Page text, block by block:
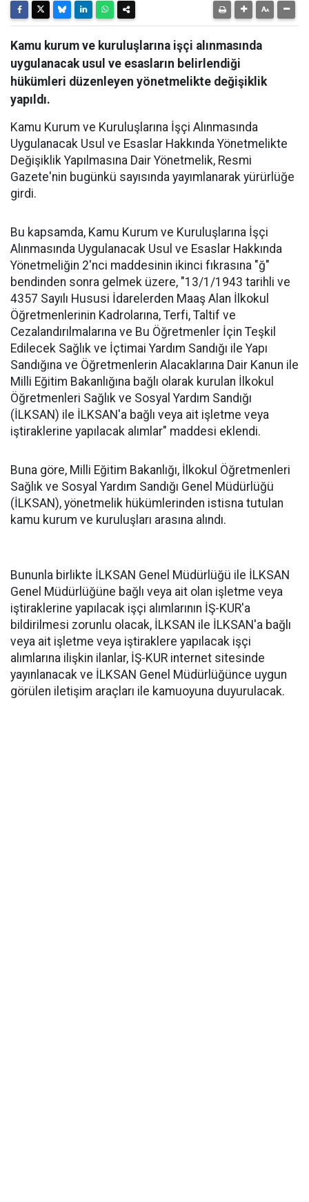
Kamu kurum ve kuruluşlarına işçi alınmasında
uygulanacak usul ve esasların belirlendiği
hükümleri düzenleyen yönetmelikte değişiklik
yapıldı.
Kamu Kurum ve Kuruluşlarına İşçi Alınmasında
Uygulanacak Usul ve Esaslar Hakkında Yönetmelikte
Değişiklik Yapılmasına Dair Yönetmelik, Resmi
Gazete'nin bugünkü sayısında yayımlanarak yürürlüğe
girdi.
Bu kapsamda, Kamu Kurum ve Kuruluşlarına İşçi
Alınmasında Uygulanacak Usul ve Esaslar Hakkında
Yönetmeliğin 2'nci maddesinin ikinci fıkrasına "ğ"
bendinden sonra gelmek üzere, "13/1/1943 tarihli ve
4357 Sayılı Hususi İdarelerden Maaş Alan İlkokul
Öğretmenlerinin Kadrolarına, Terfi, Taltif ve
Cezalandırılmalarına ve Bu Öğretmenler İçin Teşkil
Edilecek Sağlık ve İçtimai Yardım Sandığı ile Yapı
Sandığına ve Öğretmenlerin Alacaklarına Dair Kanun ile
Milli Eğitim Bakanlığına bağlı olarak kurulan İlkokul
Öğretmenleri Sağlık ve Sosyal Yardım Sandığı
(İLKSAN) ile İLKSAN'a bağlı veya ait işletme veya
iştiraklerine yapılacak alımlar" maddesi eklendi.
Buna göre, Milli Eğitim Bakanlığı, İlkokul Öğretmenleri
Sağlık ve Sosyal Yardım Sandığı Genel Müdürlüğü
(İLKSAN), yönetmelik hükümlerinden istisna tutulan
kamu kurum ve kuruluşları arasına alındı.
Bununla birlikte İLKSAN Genel Müdürlüğü ile İLKSAN
Genel Müdürlüğüne bağlı veya ait olan işletme veya
iştiraklerine yapılacak işçi alımlarının İŞ-KUR'a
bildirilmesi zorunlu olacak, İLKSAN ile İLKSAN'a bağlı
veya ait işletme veya iştiraklere yapılacak işçi
alımlarına ilişkin ilanlar, İŞ-KUR internet sitesinde
yayınlanacak ve İLKSAN Genel Müdürlüğünce uygun
görülen iletişim araçları ile kamuoyuna duyurulacak.